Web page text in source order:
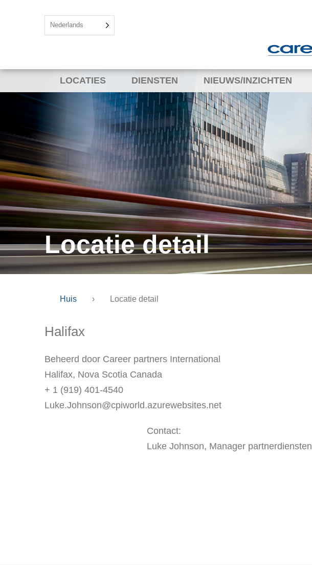
Nederlands
LOCATIES DIENSTEN NIEUWS/INZICHTEN
Locatie detail
Huis › Locatie detail
Halifax
Beheerd door Career partners International
Halifax, Nova Scotia Canada
+ 1 (919) 401-4540
Luke.Johnson@cpiworld.azurewebsites.net
Contact:
Luke Johnson, Manager partnerdiensten